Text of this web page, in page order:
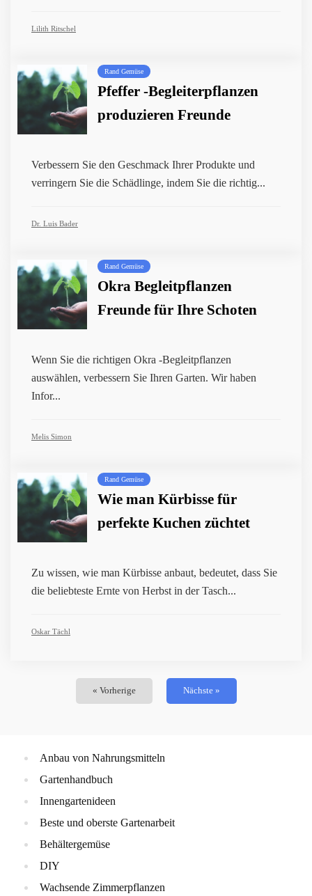
Lilith Ritschel
Rand Gemüse
Pfeffer -Begleiterpflanzen
produzieren Freunde
Verbessern Sie den Geschmack Ihrer Produkte und
verringern Sie die Schädlinge, indem Sie die richtig...
Dr. Luis Bader
Rand Gemüse
Okra Begleitpflanzen
Freunde für Ihre Schoten
Wenn Sie die richtigen Okra -Begleitpflanzen
auswählen, verbessern Sie Ihren Garten. Wir haben
Infor...
Melis Simon
Rand Gemüse
Wie man Kürbisse für
perfekte Kuchen züchtet
Zu wissen, wie man Kürbisse anbaut, bedeutet, dass Sie
die beliebteste Ernte von Herbst in der Tasch...
Oskar Tächl
« Vorherige Nächste »
Anbau von Nahrungsmitteln
Gartenhandbuch
Innengartenideen
Beste und oberste Gartenarbeit
Behältergemüse
DIY
Wachsende Zimmerpflanzen